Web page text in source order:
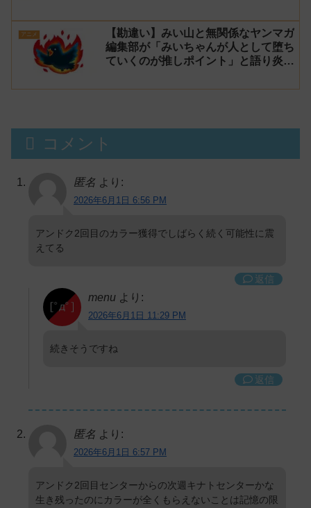
アニメ
【勘違い】みい山と無関係なヤンマガ
編集部が「みいちゃんが人として堕ち
ていくのが推しポイント」と語り炎上
ス】
コメント
匿名 より:
2026年6月1日 6:56 PM
アンドク2回目のカラー獲得でしばらく続く可能性に震
えてる
返信
menu より:
2026年6月1日 11:29 PM
続きそうですね
返信
匿名 より:
2026年6月1日 6:57 PM
アンドク2回目センターからの次週キナトセンターかな
生き残ったのにカラーが全くもらえないことは記憶の限